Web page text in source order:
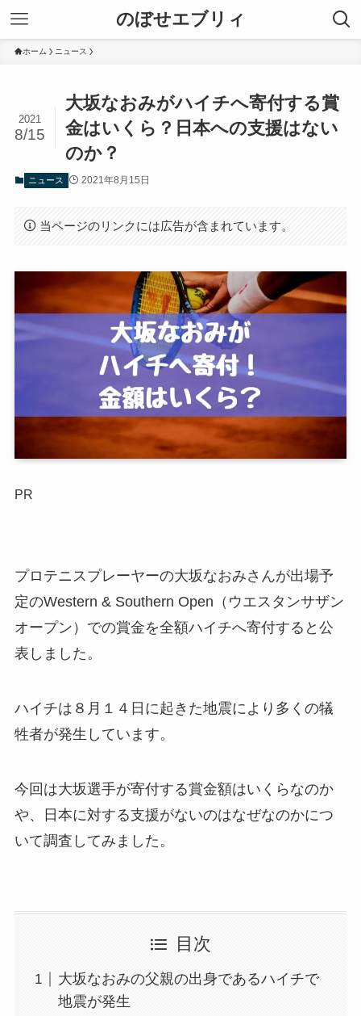
のぼせエブリィ
ホーム ニュース
大坂なおみがハイチへ寄付する賞
金はいくら？日本への支援はない
のか？
2021
8/15
ニュース 2021年8月15日
当ページのリンクには広告が含まれています。
PR
プロテニスプレーヤーの大坂なおみさんが出場予
定のWestern & Southern Open（ウエスタンサザン
オープン）での賞金を全額ハイチへ寄付すると公
表しました。
ハイチは８月１４日に起きた地震により多くの犠
牲者が発生しています。
今回は大坂選手が寄付する賞金額はいくらなのか
や、日本に対する支援がないのはなぜなのかにつ
いて調査してみました。
目次
大坂なおみの父親の出身であるハイチで
地震が発生